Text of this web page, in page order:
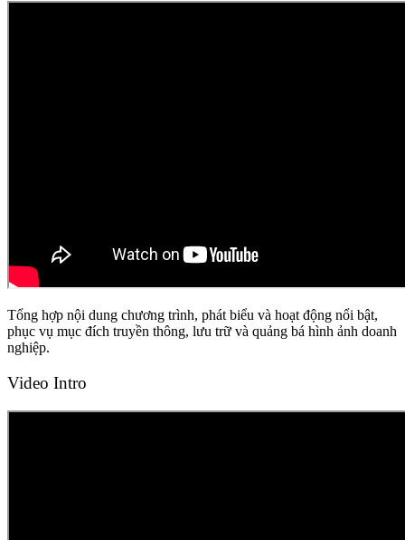
Tổng hợp nội dung chương trình, phát biểu và hoạt động nổi bật,
phục vụ mục đích truyền thông, lưu trữ và quảng bá hình ảnh doanh
nghiệp.
Video Intro